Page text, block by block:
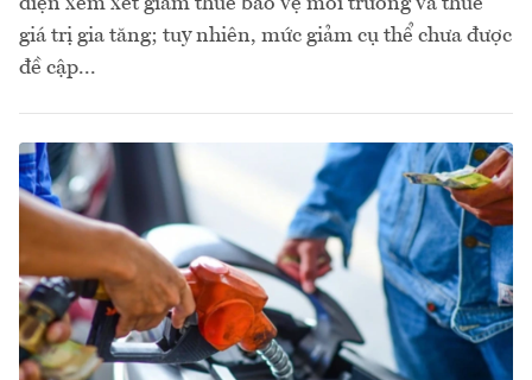
giá trị gia tăng; tuy nhiên, mức giảm cụ thể chưa được
đề cập...